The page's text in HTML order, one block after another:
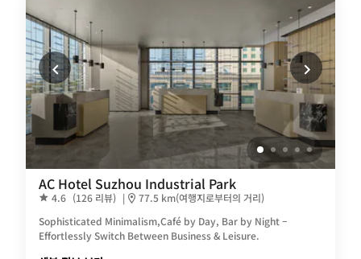
AC Hotel Suzhou Industrial Park
4.6 (126 리뷰) |
77.5 km(여행지로부터의 거리)
Sophisticated Minimalism,Café by Day, Bar by Night –
Effortlessly Switch Between Business & Leisure.